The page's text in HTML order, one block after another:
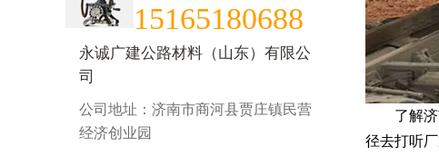
15165180688
永诚广建公路材料（山东）有限公
司
公司地址：济南市商河县贾庄镇民营
经济创业园
了解济南
径去打听